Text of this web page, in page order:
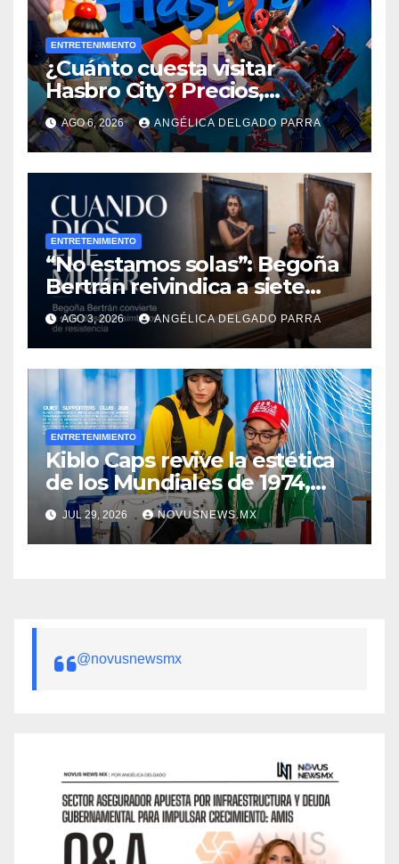
ENTRETENIMIENTO
¿Cuánto cuesta visitar
Hasbro City? Precios,
atracciones y actividades de
Summer Fest
AGO 6, 2026 ANGÉLICA DELGADO PARRA
ENTRETENIMIENTO
“No estamos solas”: Begoña
Bertrán reivindica a siete
diosas en “Cuando Dios fue
mujer”
AGO 3, 2026 ANGÉLICA DELGADO PARRA
ENTRETENIMIENTO
Kiblo Caps revive la estética
de los Mundiales de 1974,
1986, 1990 y 1998
JUL 29, 2026 NOVUSNEWS.MX
@novusnewsmx